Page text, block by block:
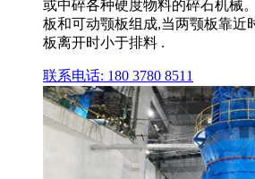
或中碎各种硬度物料的碎石机械
板和可动颚板组成,当两颚板靠近
板离开时小于排料 .
联系电话: 180 3780 8511